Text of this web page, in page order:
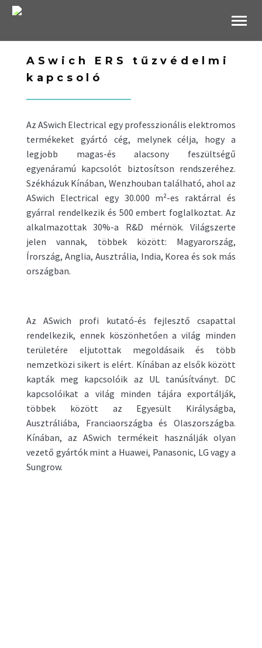
ASwich ERS tűzvédelmi
kapcsoló
Az ASwich Electrical egy professzionális elektromos
termékeket gyártó cég, melynek célja, hogy a
legjobb magas-és alacsony feszültségű
egyenáramú kapcsolót biztosítson rendszeréhez.
Székházuk Kínában, Wenzhouban található, ahol az
ASwich Electrical egy 30.000 m²-es raktárral és
gyárral rendelkezik és 500 embert foglalkoztat. Az
alkalmazottak 30%-a R&D mérnök. Világszerte
jelen vannak, többek között: Magyarország,
Írország, Anglia, Ausztrália, India, Korea és sok más
országban.
Az ASwich profi kutató-és fejlesztő csapattal
rendelkezik, ennek köszönhetően a világ minden
területére eljutottak megoldásaik és több
nemzetközi sikert is elért. Kínában az elsők között
kapták meg kapcsolóik az UL tanúsítványt. DC
kapcsolóikat a világ minden tájára exportálják,
többek között az Egyesült Királyságba,
Ausztráliába, Franciaországba és Olaszországba.
Kínában, az ASwich termékeit használják olyan
vezető gyártók mint a Huawei, Panasonic, LG vagy a
Sungrow.